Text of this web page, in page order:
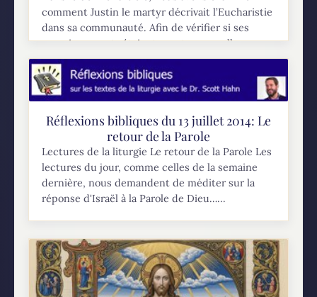
comment Justin le martyr décrivait l’Eucharistie
dans sa communauté. Afin de vérifier si ses
renseignements étaient exacts, nous allons
regarder ce que les...
Réflexions bibliques du 13 juillet 2014: Le
retour de la Parole
Lectures de la liturgie Le retour de la Parole Les
lectures du jour, comme celles de la semaine
dernière, nous demandent de méditer sur la
réponse d'Israël à la Parole de Dieu…...